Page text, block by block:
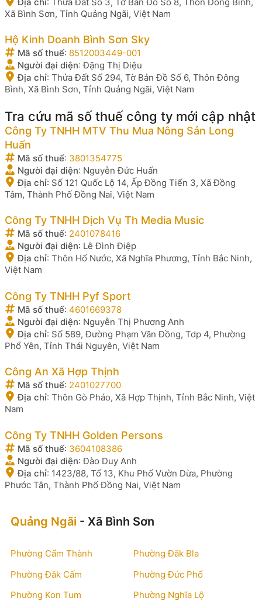
Xã Bình Sơn, Tỉnh Quảng Ngãi, Việt Nam
Hộ Kinh Doanh Bình Sơn Sky
Mã số thuế: 8512003449-001
Người đại diện:Đặng Thị Diệu
Địa chỉ: Thửa Đất Số 294, Tờ Bản Đồ Số 6, Thôn Đông
Bình, Xã Bình Sơn, Tỉnh Quảng Ngãi, Việt Nam
Tra cứu mã số thuế công ty mới cập nhật
Công Ty TNHH MTV Thu Mua Nông Sản Long
Huấn
Mã số thuế: 3801354775
Người đại diện: Nguyễn Đức Huấn
Địa chỉ: Số 121 Quốc Lộ 14, Ấp Đồng Tiến 3, Xã Đồng
Tâm, Thành Phố Đồng Nai, Việt Nam
Công Ty TNHH Dịch Vụ Th Media Music
Mã số thuế: 2401078416
Người đại diện: Lê Đình Điệp
Địa chỉ: Thôn Hố Nước, Xã Nghĩa Phương, Tỉnh Bắc Ninh,
Việt Nam
Công Ty TNHH Pyf Sport
Mã số thuế: 4601669378
Người đại diện: Nguyễn Thị Phương Anh
Địa chỉ: Số 589, Đường Phạm Văn Đồng, Tdp 4, Phường
Phổ Yên, Tỉnh Thái Nguyên, Việt Nam
Công An Xã Hợp Thịnh
Mã số thuế: 2401027700
Địa chỉ: Thôn Gò Pháo, Xã Hợp Thịnh, Tỉnh Bắc Ninh, Việt
Nam
Công Ty TNHH Golden Persons
Mã số thuế: 3604108386
Người đại diện:Đào Duy Anh
Địa chỉ: 1423/88, Tổ 13, Khu Phố Vườn Dừa, Phường
Phước Tân, Thành Phố Đồng Nai, Việt Nam
Quảng Ngãi - Xã Bình Sơn
Phường Cẩm Thành
Phường Đăk Bla
Phường Đăk Cấm
Phường Đức Phổ
Phường Kon Tum
Phường Nghĩa Lộ